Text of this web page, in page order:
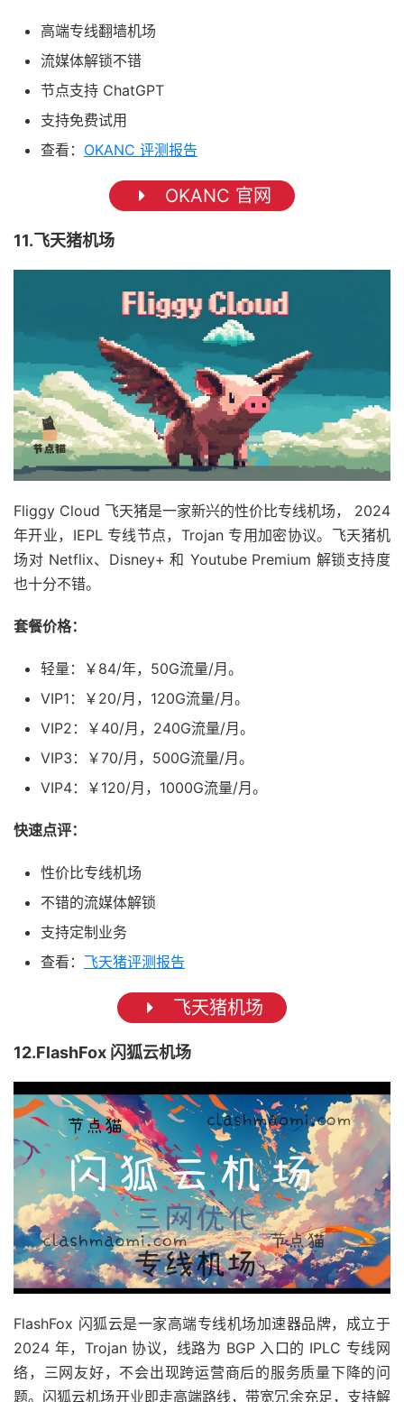
高端专线翻墙机场
流媒体解锁不错
节点支持 ChatGPT
支持免费试用
查看： OKANC 评测报告
OKANC 官网
11.飞天猪机场
Fliggy Cloud 飞天猪是一家新兴的性价比专线机场， 2024
年开业，IEPL 专线节点，Trojan 专用加密协议。飞天猪机
场对 Netflix、Disney+ 和 Youtube Premium 解锁支持度
也十分不错。
套餐价格：
轻量：￥84/年，50G流量/月。
VIP1：￥20/月，120G流量/月。
VIP2：￥40/月，240G流量/月。
VIP3：￥70/月，500G流量/月。
VIP4：￥120/月，1000G流量/月。
快速点评：
性价比专线机场
不错的流媒体解锁
支持定制业务
查看： 飞天猪评测报告
飞天猪机场
12.FlashFox 闪狐云机场
FlashFox 闪狐云是一家高端专线机场加速器品牌，成立于
2024 年，Trojan 协议，线路为 BGP 入口的 IPLC 专线网
络，三网友好，不会出现跨运营商后的服务质量下降的问
题。闪狐云机场开业即走高端路线，带宽冗余充足，支持解